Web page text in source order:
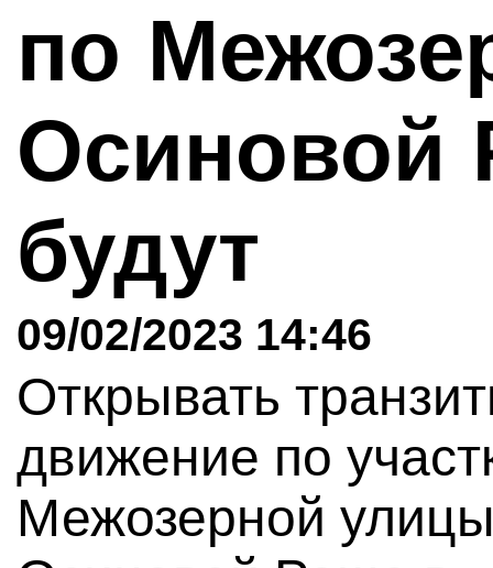
по
Осиновой
будут
09/02/2023 14:46
Открывать
движение по
Межозерной